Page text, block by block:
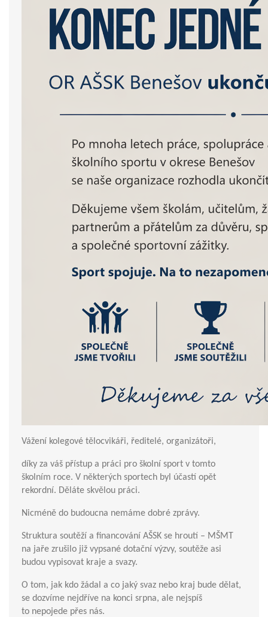
Vážení kolegové tělocvikáři, ředitelé, organizátoři,
díky za váš přístup a práci pro školní sport v tomto
školním roce. V některých sportech byl účastí opět
rekordní. Děláte skvělou práci.
Nicméně do budoucna nemáme dobré zprávy.
Struktura soutěží a financování AŠSK se hroutí – MŠMT
na jaře zrušilo již vypsané dotační výzvy, soutěže asi
budou vypisovat kraje a svazy.
O tom, jak kdo žádal a co jaký svaz nebo kraj bude dělat,
se dozvíme nejdříve na konci srpna, ale nejspíš
to nepojede přes nás.